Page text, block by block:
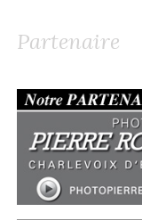
Partenaire